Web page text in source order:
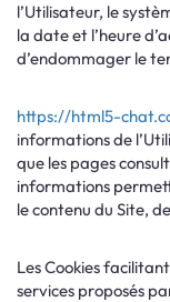
l’Utilisateur, le
la date et l’heure
d’endommager le
https://html5-
informations de
que les pages
informations
le contenu du Site,
Les Cookies
services proposés